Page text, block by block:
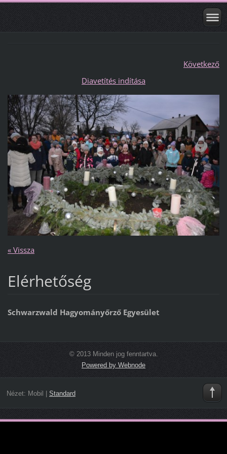
Következő
Diavetítés indítása
« Vissza
Elérhetőség
Schwarzwald Hagyományőrző Egyesület
© 2013 Minden jog fenntartva.
Powered by Webnode
Nézet: Mobil | Standard